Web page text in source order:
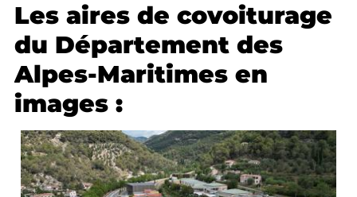
Les aires de covoiturage
du Département des
Alpes-Maritimes en
images :